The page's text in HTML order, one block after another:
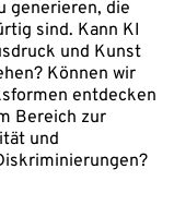
generieren, die
sind. Kann KI
und Kunst
Können wir
entdecken
Bereich zur
und